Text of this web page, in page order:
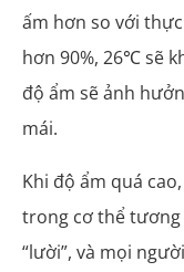
ấm hơn so với
hơn 90%, 26℃ sẽ
độ ẩm sẽ ảnh
mái.
Khi độ ẩm quá
trong cơ thể tương
“lười”, và mọi